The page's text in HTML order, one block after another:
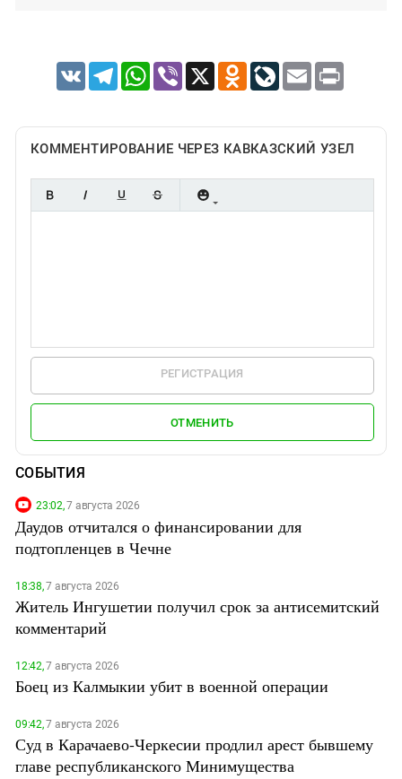
VK TelegramWhatsApp
Viber X Odnoklassniki
LiveJournal
Email Print
КОММЕНТИРОВАНИЕ ЧЕРЕЗ КАВКАЗСКИЙ УЗЕЛ
РЕГИСТРАЦИЯ
ОТМЕНИТЬ
СОБЫТИЯ
23:02,7 августа 2026
Даудов отчитался о финансировании для
подтопленцев в Чечне
18:38,7 августа 2026
Житель Ингушетии получил срок за антисемитский
комментарий
12:42,7 августа 2026
Боец из Калмыкии убит в военной операции
09:42,7 августа 2026
Суд в Карачаево-Черкесии продлил арест бывшему
главе республиканского Минимущества